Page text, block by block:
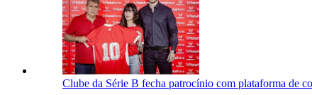
Clube da Série B fecha patrocínio com plataforma de